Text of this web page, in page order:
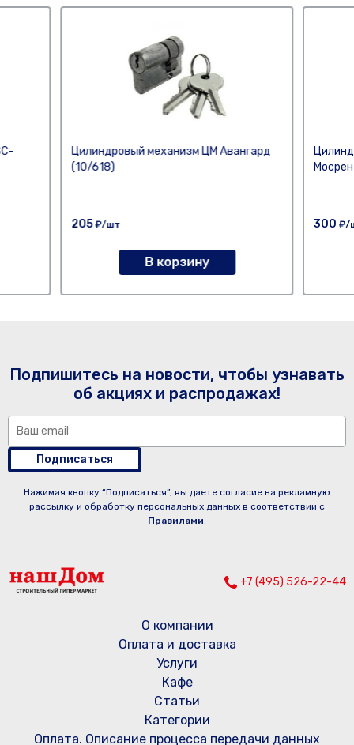
Цилиндровый механизм ЦМ Авангард
(10/618)
205₽/шт
В корзину
300 ₽/
Подпишитесь на новости, чтобы узнавать
об акциях и распродажах!
Подписаться
Нажимая кнопку “Подписаться”, вы даете согласие на рекламную
рассылку и обработку персональных данных в соответствии с
Правилами.
+7 (495) 526-22-44
О компании
Оплата и доставка
Услуги
Кафе
Статьи
Категории
Оплата. Описание процесса передачи данных